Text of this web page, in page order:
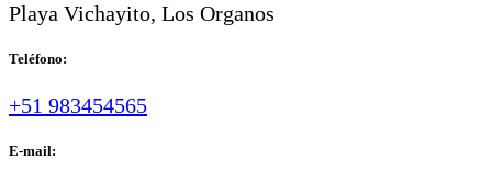
Playa Vichayito, Los Organos
Teléfono:
+51 983454565
E-mail: